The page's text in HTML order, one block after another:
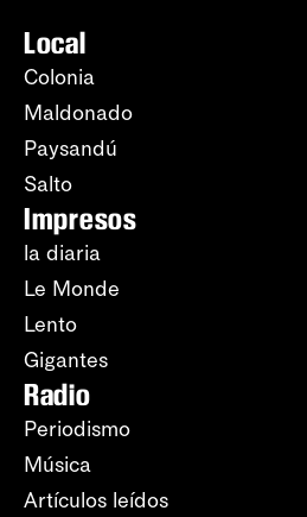
Local
Colonia
Maldonado
Paysandú
Salto
Impresos
la diaria
Le Monde
Lento
Gigantes
Radio
Periodismo
Música
Artículos leídos